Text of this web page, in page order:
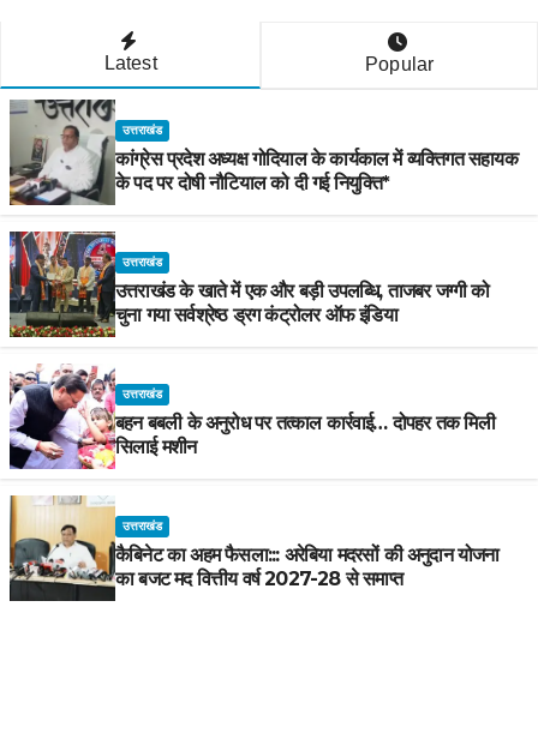
Latest Popular
उत्तराखंड
कांग्रेस प्रदेश अध्यक्ष गोदियाल के कार्यकाल में व्यक्तिगत सहायक
के पद पर दोषी नौटियाल को दी गई नियुक्ति*
उत्तराखंड
उत्तराखंड के खाते में एक और बड़ी उपलब्धि, ताजबर जग्गी को
चुना गया सर्वश्रेष्ठ ड्रग कंट्रोलर ऑफ इंडिया
उत्तराखंड
बहन बबली के अनुरोध पर तत्काल कार्रवाई… दोपहर तक मिली
सिलाई मशीन
उत्तराखंड
कैबिनेट का अहम फैसला::: अरेबिया मदरसों की अनुदान योजना
का बजट मद वित्तीय वर्ष 2027-28 से समाप्त